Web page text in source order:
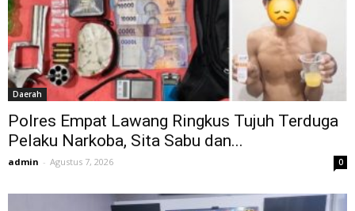
Daerah
Polres Empat Lawang Ringkus Tujuh Terduga
Pelaku Narkoba, Sita Sabu dan...
admin - Agustus 7, 2026 0